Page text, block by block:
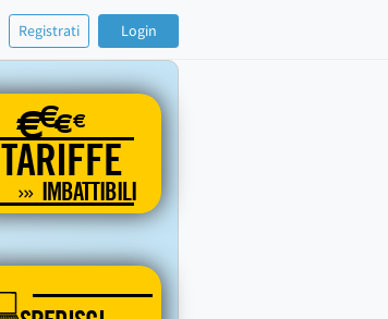
Registrati Login
€€€€
TARIFFE
IMBATTIBILI